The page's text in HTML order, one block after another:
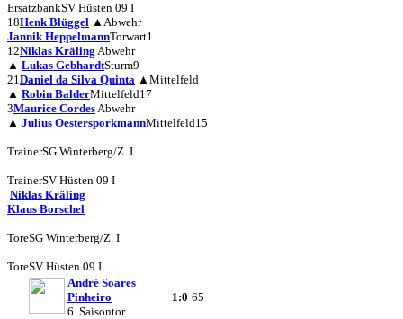
ErsatzbankSV Hüsten 09 I
18Henk Blüggel ▲ Abwehr
Jannik HeppelmannTorwart1
12Niklas Kräling Abwehr
▲ Lukas GebhardtSturm9
21Daniel da Silva Quinta ▲ Mittelfeld
▲ Robin BalderMittelfeld17
3Maurice CordesAbwehr
▲ Julius OestersporkmannMittelfeld15
TrainerSG Winterberg/Z. I
TrainerSV Hüsten 09 I
Niklas Kräling
Klaus Borschel
ToreSG Winterberg/Z. I
ToreSV Hüsten 09 I
André Soares
Pinheiro
6. Saisontor
1:0 65